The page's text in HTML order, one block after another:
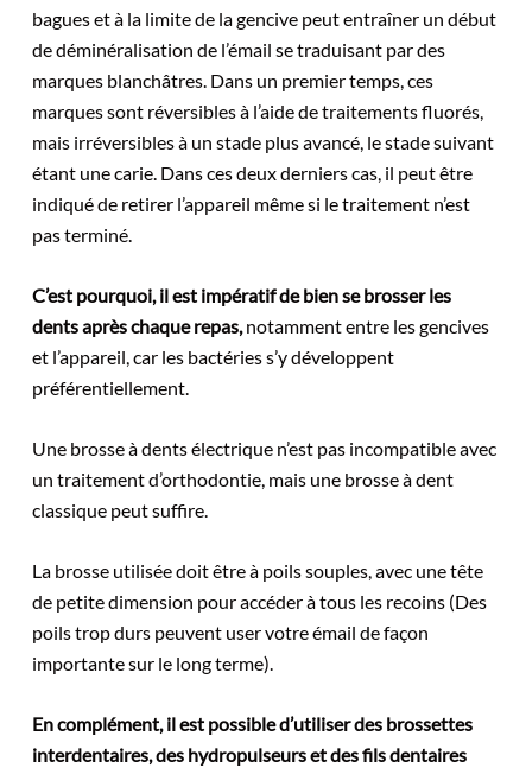
bagues et à la limite de la gencive peut entraîner un début
de déminéralisation de l’émail se traduisant par des
marques blanchâtres. Dans un premier temps, ces
marques sont réversibles à l’aide de traitements fluorés,
mais irréversibles à un stade plus avancé, le stade suivant
étant une carie. Dans ces deux derniers cas, il peut être
indiqué de retirer l’appareil même si le traitement n’est
pas terminé.
C’est pourquoi, il est impératif de bien se brosser les
dents après chaque repas,notamment entre les gencives
et l’appareil, car les bactéries s’y développent
préférentiellement.
Une brosse à dents électrique n’est pas incompatible avec
un traitement d’orthodontie, mais une brosse à dent
classique peut suffire.
La brosse utilisée doit être à poils souples, avec une tête
de petite dimension pour accéder à tous les recoins (Des
poils trop durs peuvent user votre émail de façon
importante sur le long terme).
En complément, il est possible d’utiliser des brossettes
interdentaires, des hydropulseurs et des fils dentaires